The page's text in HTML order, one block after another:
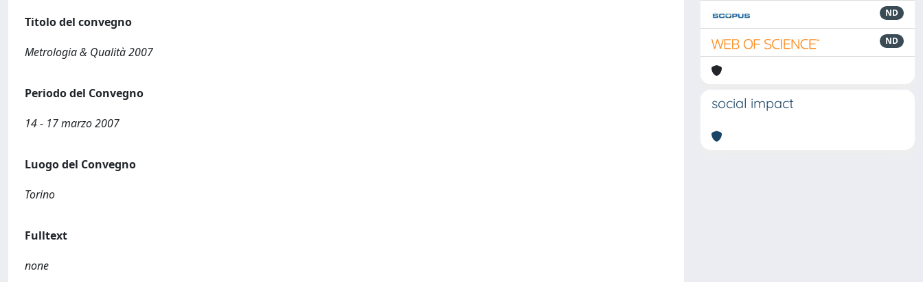
Titolo del convegno
Metrologia & Qualità 2007
Periodo del Convegno
14 - 17 marzo 2007
Luogo del Convegno
Torino
Fulltext
none
ND
ND
social impact